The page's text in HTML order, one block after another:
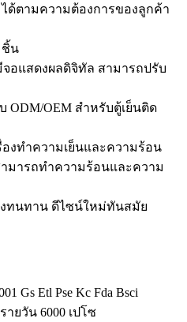
ด้ตามความต้องการของลูกค้า
ชิ้น
จอแสดงผลดิจิทัล สามารถปรับ
ODM/OEM สำหรับตู้เย็นติด
งทำความเย็นและความร้อน
มารถทำความร้อนและความ
ทนทาน ดีไซน์ใหม่ทันสมัย
Gs Etl Pse Kc Fda Bsci
ายวัน 6000 เปโซ